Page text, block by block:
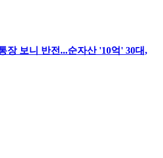
장 보니 반전...순자산 '10억' 30대,